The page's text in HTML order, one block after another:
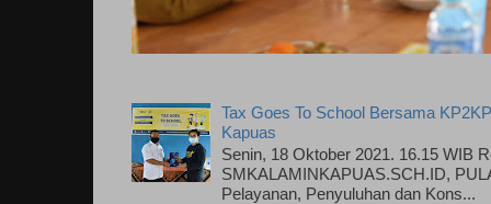
Tax Goes To School Bersama
Kapuas
Senin, 18 Oktober 2021. 16.15 WIB
SMKALAMINKAPUAS.SCH.ID,
Pelayanan, Penyuluhan dan Kons...